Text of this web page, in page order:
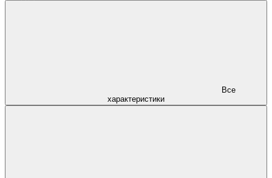
характеристики